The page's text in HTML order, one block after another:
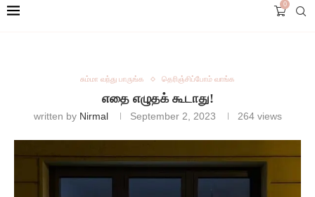
0
சும்மா வந்து பாருங்க தெரிஞ்சிப்போம் வாங்க
எதை எழுதக் கூடாது!
written by Nirmal September 2, 2023 264views